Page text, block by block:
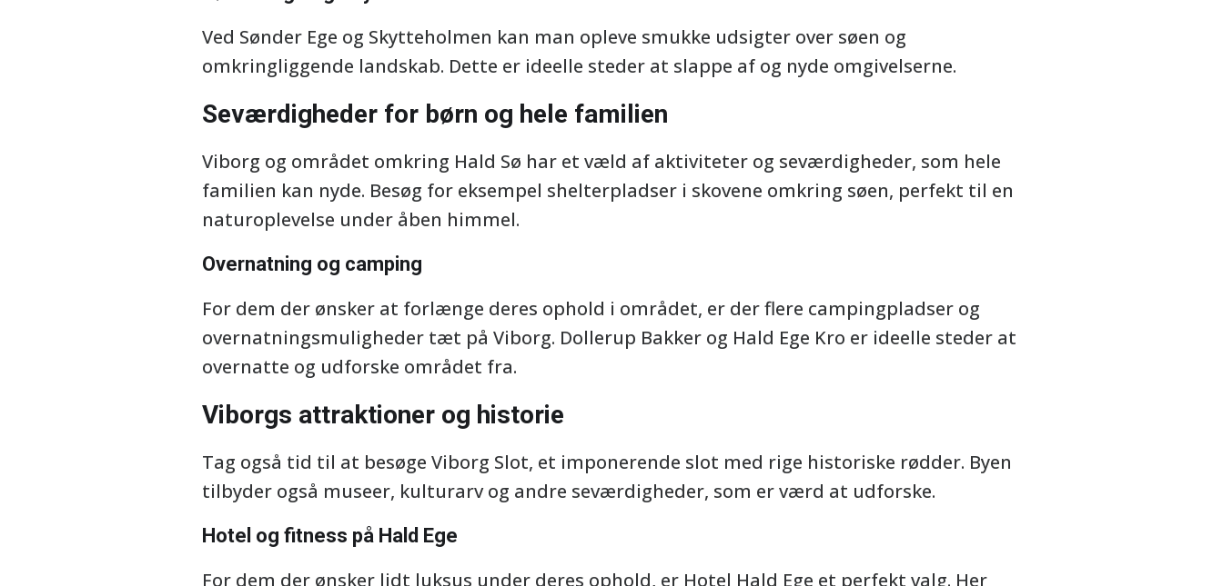
Ved Sønder Ege og Skytteholmen kan man opleve smukke udsigter over søen og
omkringliggende landskab. Dette er ideelle steder at slappe af og nyde omgivelserne.
Seværdigheder for børn og hele familien
Viborg og området omkring Hald Sø har et væld af aktiviteter og seværdigheder, som hele
familien kan nyde. Besøg for eksempel shelterpladser i skovene omkring søen, perfekt til en
naturoplevelse under åben himmel.
Overnatning og camping
For dem der ønsker at forlænge deres ophold i området, er der flere campingpladser og
overnatningsmuligheder tæt på Viborg. Dollerup Bakker og Hald Ege Kro er ideelle steder at
overnatte og udforske området fra.
Viborgs attraktioner og historie
Tag også tid til at besøge Viborg Slot, et imponerende slot med rige historiske rødder. Byen
tilbyder også museer, kulturarv og andre seværdigheder, som er værd at udforske.
Hotel og fitness på Hald Ege
For dem der ønsker lidt luksus under deres ophold, er Hotel Hald Ege et perfekt valg. Her